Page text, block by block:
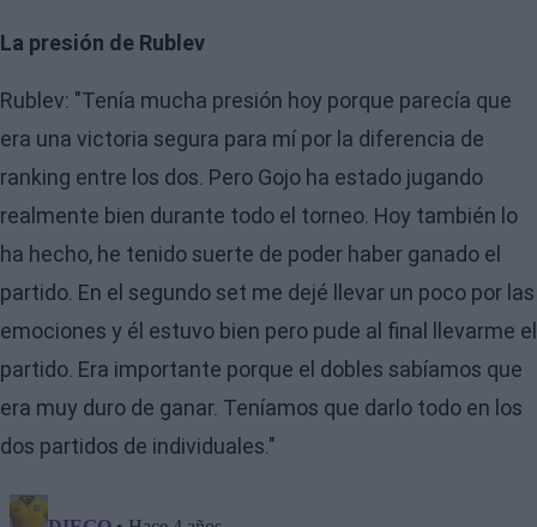
La presión de Rublev
Rublev: "Tenía mucha presión hoy porque parecía que
era una victoria segura para mí por la diferencia de
ranking entre los dos. Pero Gojo ha estado jugando
realmente bien durante todo el torneo. Hoy también lo
ha hecho, he tenido suerte de poder haber ganado el
partido. En el segundo set me dejé llevar un poco por las
emociones y él estuvo bien pero pude al final llevarme el
partido. Era importante porque el dobles sabíamos que
era muy duro de ganar. Teníamos que darlo todo en los
dos partidos de individuales."